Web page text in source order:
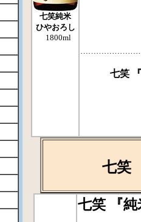
七笑純米
ひやおろし
1800ml
七笑
七笑 『純
七笑 『